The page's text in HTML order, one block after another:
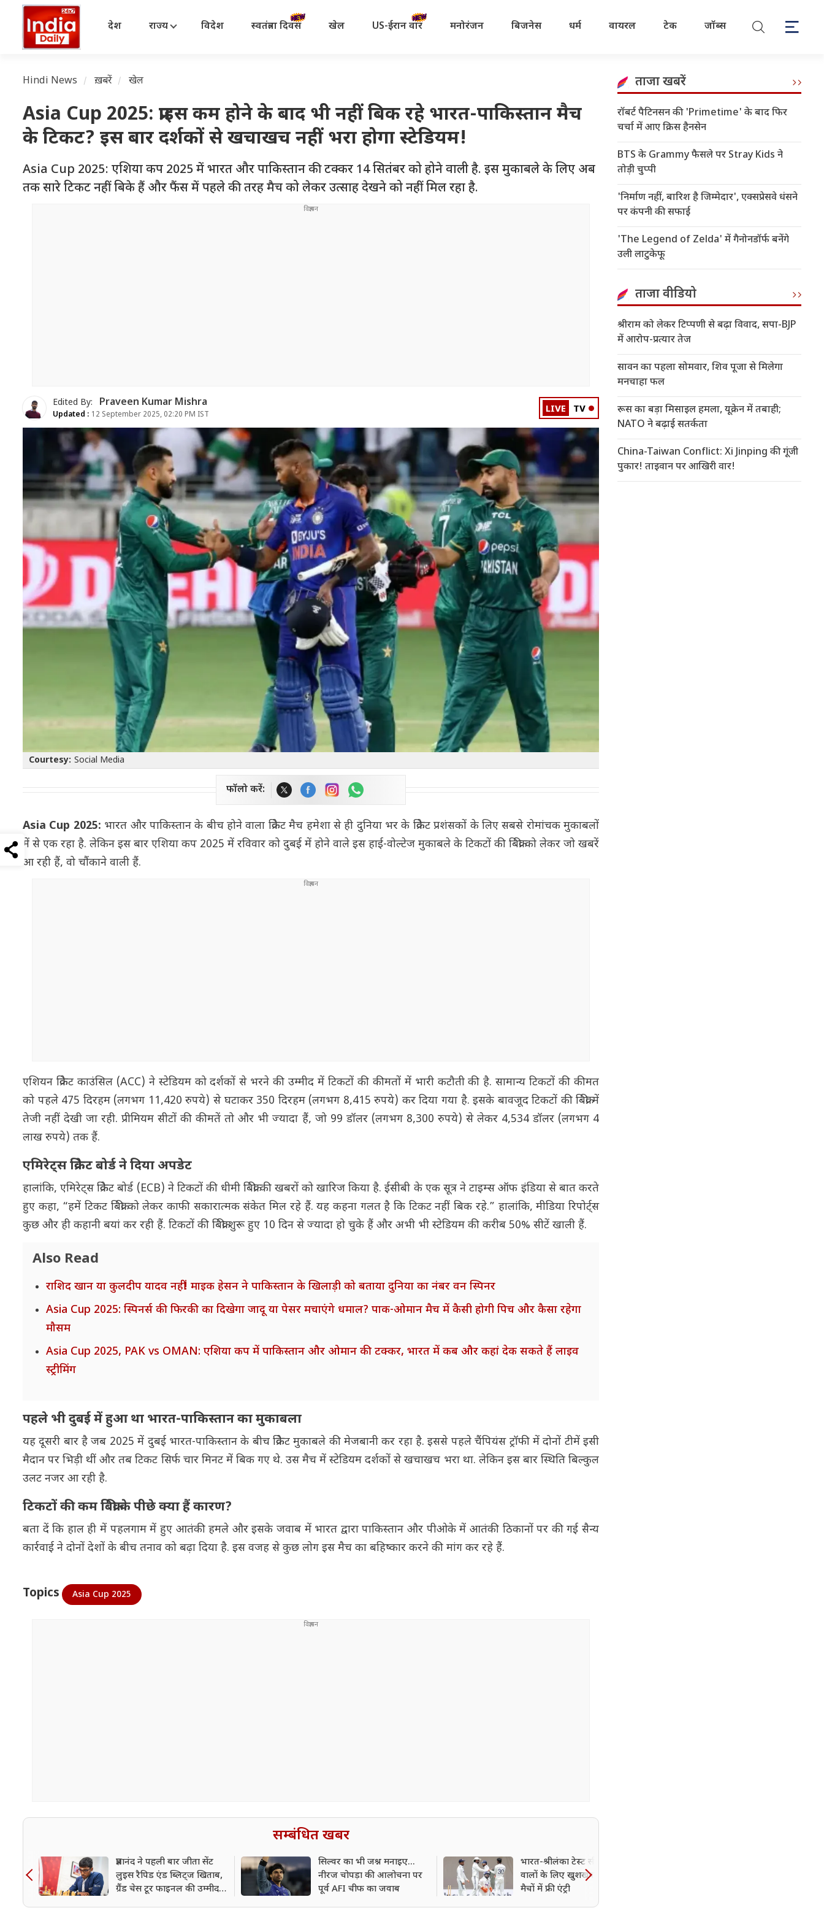
देश राज्य विदेश स्वतंत्रता दिवस खेल US-ईरान वॉर मनोरंजन बिजनेस धर्म वायरल टेक जॉब्स
Hindi News ख़बरें खेल
Asia Cup 2025: प्राइस कम होने के बाद भी नहीं बिक रहे भारत-पाकिस्तान मैच
के टिकट? इस बार दर्शकों से खचाखच नहीं भरा होगा स्टेडियम!
Asia Cup 2025: एशिया कप 2025 में भारत और पाकिस्तान की टक्कर 14 सितंबर को होने वाली है. इस मुकाबले के लिए अब
तक सारे टिकट नहीं बिके हैं और फैंस में पहले की तरह मैच को लेकर उत्साह देखने को नहीं मिल रहा है.
Edited By: Praveen Kumar Mishra
Updated : 12 September 2025, 02:20 PM IST LIVE TV
Courtesy: Social Media
फॉलो करें:
Asia Cup 2025: भारत और पाकिस्तान के बीच होने वाला क्रिकेट मैच हमेशा से ही दुनिया भर के क्रिकेट प्रशंसकों के लिए सबसे रोमांचक मुकाबलों
में से एक रहा है. लेकिन इस बार एशिया कप 2025 में रविवार को दुबई में होने वाले इस हाई-वोल्टेज मुकाबले के टिकटों की बिक्री को लेकर जो खबरें
आ रही हैं, वो चौंकाने वाली हैं.
एशियन क्रिकेट काउंसिल (ACC) ने स्टेडियम को दर्शकों से भरने की उम्मीद में टिकटों की कीमतों में भारी कटौती की है. सामान्य टिकटों की कीमत
को पहले 475 दिरहम (लगभग 11,420 रुपये) से घटाकर 350 दिरहम (लगभग 8,415 रुपये) कर दिया गया है. इसके बावजूद टिकटों की बिक्री में
तेजी नहीं देखी जा रही. प्रीमियम सीटों की कीमतें तो और भी ज्यादा हैं, जो 99 डॉलर (लगभग 8,300 रुपये) से लेकर 4,534 डॉलर (लगभग 4
लाख रुपये) तक हैं.
एमिरेट्स क्रिकेट बोर्ड ने दिया अपडेट
हालांकि, एमिरेट्स क्रिकेट बोर्ड (ECB) ने टिकटों की धीमी बिक्री की खबरों को खारिज किया है. ईसीबी के एक सूत्र ने टाइम्स ऑफ इंडिया से बात करते
हुए कहा, “हमें टिकट बिक्री को लेकर काफी सकारात्मक संकेत मिल रहे हैं. यह कहना गलत है कि टिकट नहीं बिक रहे.” हालांकि, मीडिया रिपोर्ट्स
कुछ और ही कहानी बयां कर रही हैं. टिकटों की बिक्री शुरू हुए 10 दिन से ज्यादा हो चुके हैं और अभी भी स्टेडियम की करीब 50% सीटें खाली हैं.
Also Read
राशिद खान या कुलदीप यादव नहीं! माइक हेसन ने पाकिस्तान के खिलाड़ी को बताया दुनिया का नंबर वन स्पिनर
Asia Cup 2025: स्पिनर्स की फिरकी का दिखेगा जादू या पेसर मचाएंगे धमाल? पाक-ओमान मैच में कैसी होगी पिच और कैसा रहेगा
मौसम
Asia Cup 2025, PAK vs OMAN: एशिया कप में पाकिस्तान और ओमान की टक्कर, भारत में कब और कहां देक सकते हैं लाइव
स्ट्रीमिंग
पहले भी दुबई में हुआ था भारत-पाकिस्तान का मुकाबला
यह दूसरी बार है जब 2025 में दुबई भारत-पाकिस्तान के बीच क्रिकेट मुकाबले की मेजबानी कर रहा है. इससे पहले चैंपियंस ट्रॉफी में दोनों टीमें इसी
मैदान पर भिड़ी थीं और तब टिकट सिर्फ चार मिनट में बिक गए थे. उस मैच में स्टेडियम दर्शकों से खचाखच भरा था. लेकिन इस बार स्थिति बिल्कुल
उलट नजर आ रही है.
टिकटों की कम बिक्री के पीछे क्या हैं कारण?
बता दें कि हाल ही में पहलगाम में हुए आतंकी हमले और इसके जवाब में भारत द्वारा पाकिस्तान और पीओके में आतंकी ठिकानों पर की गई सैन्य
कार्रवाई ने दोनों देशों के बीच तनाव को बढ़ा दिया है. इस वजह से कुछ लोग इस मैच का बहिष्कार करने की मांग कर रहे हैं.
Topics Asia Cup 2025
सम्बंधित खबर
प्रज्ञानंद ने पहली बार जीता सेंट
लुइस रैपिड एंड ब्लिट्ज खिताब,
ग्रैंड चेस टूर फाइनल की उम्मीद
सिल्वर का भी जश्न मनाइए...
नीरज चोपड़ा की आलोचना पर
पूर्व AFI चीफ का जवाब
भारत-श्रीलंका टेस्ट सीरीज देखने
वालों के लिए खुशखबरी, दोनों
मैचों में फ्री एंट्री
ताजा खबरें
रॉबर्ट पैटिनसन की 'Primetime' के बाद फिर
चर्चा में आए क्रिस हैनसेन
BTS के Grammy फैसले पर Stray Kids ने
तोड़ी चुप्पी
'निर्माण नहीं, बारिश है जिम्मेदार', एक्सप्रेसवे धंसने
पर कंपनी की सफाई
'The Legend of Zelda' में गैनोनडॉर्फ बनेंगे
उली लाटुकेफू
ताजा वीडियो
श्रीराम को लेकर टिप्पणी से बढ़ा विवाद, सपा-BJP
में आरोप-प्रत्यार तेज
सावन का पहला सोमवार, शिव पूजा से मिलेगा
मनचाहा फल
रूस का बड़ा मिसाइल हमला, यूक्रेन में तबाही;
NATO ने बढ़ाई सतर्कता
China-Taiwan Conflict: Xi Jinping की गूंजी
पुकार! ताइवान पर आखिरी वार!